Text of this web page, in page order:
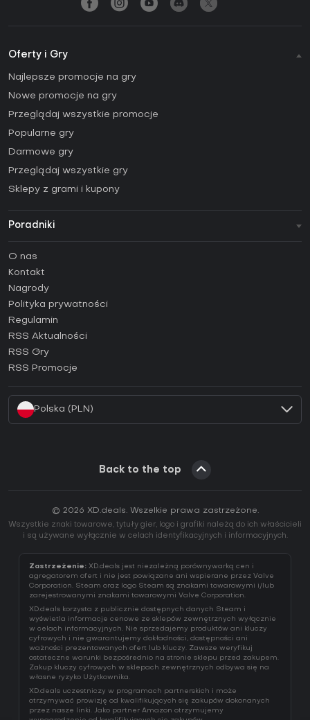
Oferty i Gry
Najlepsze promocje na gry
Nowe promocje na gry
Przeglądaj wszystkie promocje
Popularne gry
Darmowe gry
Przeglądaj wszystkie gry
Sklepy z grami i kupony
Poradniki
Poradniki
Jak aktywować klucz Steam (CD Key)?
Jak aktywować klucz Epic Games (CD Key)?
Jak aktywować klucz GOG (CD Key)?
Jak aktywować klucz Ubisoft Connect (CD Key)?
O nas
Kontakt
Nagrody
Polityka prywatności
Regulamin
RSS Aktualności
RSS Gry
RSS Promocje
Polska (PLN)
Back to the top
© 2026 XD.deals. Wszelkie prawa zastrzeżone.
Wszystkie znaki towarowe, tytuły gier, logo i grafiki należą do ich właścicieli
i są używane wyłącznie w celach identyfikacyjnych i informacyjnych.
Zastrzeżenie: XD.deals jest niezależną porównywarką cen i
agregatorem ofert i nie jest powiązane ani wspierane przez Valve
Corporation. Steam oraz logo Steam są znakami towarowymi i/lub
zarejestrowanymi znakami towarowymi Valve Corporation.
XD.deals korzysta z publicznie dostępnych danych Steam i
wyświetla informacje cenowe ze sklepów zewnętrznych wyłącznie
w celach informacyjnych. Nie sprzedajemy produktów ani kluczy
cyfrowych i nie gwarantujemy dokładności, dostępności ani
ważności prezentowanych ofert lub kluczy. Zawsze weryfikuj
ostateczne warunki bezpośrednio na stronie sklepu przed zakupem.
Zakup kluczy cyfrowych w sklepach zewnętrznych odbywa się na
własne ryzyko Użytkownika.
XD.deals uczestniczy w programach partnerskich i może
otrzymywać prowizję od kwalifikujących się zakupów dokonanych
przez nasze linki. Jako partner Amazon otrzymujemy